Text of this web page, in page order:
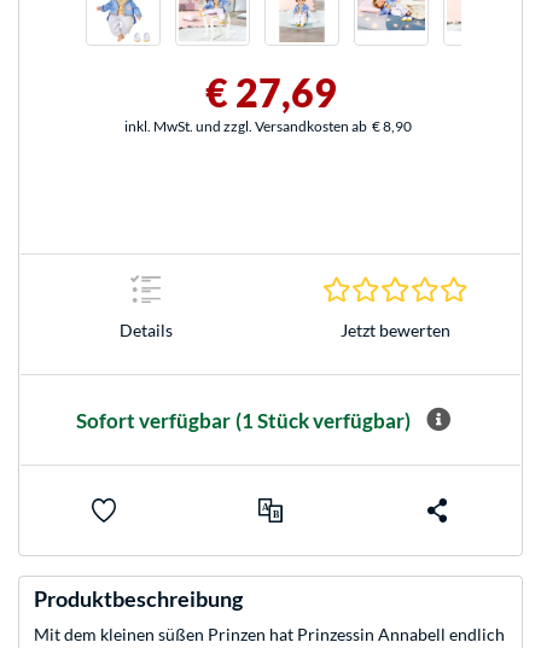
€ 27,69
inkl. MwSt. und zzgl. Versandkosten ab € 8,90
Details Jetzt bewerten
Sofort verfügbar (1 Stück verfügbar)
Produktbeschreibung
Mit dem kleinen süßen Prinzen hat Prinzessin Annabell endlich